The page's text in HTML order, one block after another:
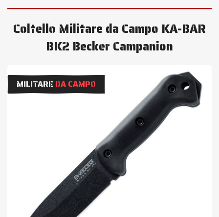
Coltello Militare da Campo KA-BAR
BK2 Becker Campanion
MILITARE DA CAMPO